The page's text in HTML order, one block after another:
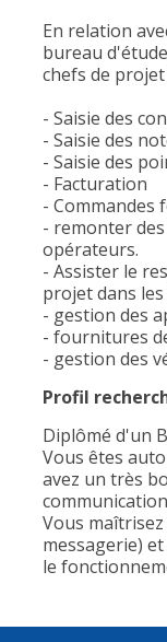
En relation
bureau
chefs de
- Saisie des
- Saisie des
- Saisie des
- Facturation
- Commandes
- remonter des
opérateurs.
- Assister le
projet dans
- gestion des
- fournitures
- gestion des
Profil
Diplômé d'un
Vous êtes
avez un très
Vous
messagerie)
le